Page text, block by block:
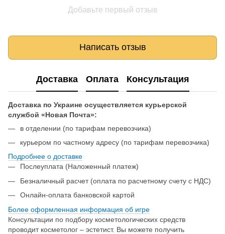
Добавьте первый отзыв
Написать отзыв
Доставка Оплата Консультация
Доставка по Украине осуществляется курьерской
службой «Новая Почта»:
в отделении (по тарифам перевозчика)
курьером по частному адресу (по тарифам перевозчика)
Подробнее о доставке
Послеуплата (Наложенный платеж)
Безналичный расчет (оплата по расчетному счету с НДС)
Онлайн-оплата банковской картой
Более оформленная информация об игре
Консультации по подбору косметологических средств
проводит косметолог – эстетист. Вы можете получить